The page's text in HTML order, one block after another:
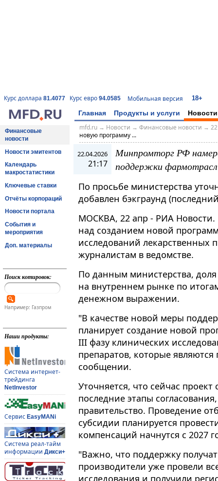
Курс доллара 81.4077 Курс евро 94.0585 Мобильная версия 18+
Главная Продукты и услуги Новости
Финансовые
новости
Новости эмитентов
Календарь
макростатистики
Ключевые ставки
Отчёты корпораций
Новости портала
События и
мероприятия
Доп. материалы
Поиск котировок:
Например: Газпром
Наши продукты:
Система интернет-
трейдинга
NetInvestor
Сервис EasyMANi
Система реал-тайм
информации Дикси+
mfd.ru→ Новости → Финансовые новости →
новую программу ...
22.04.2026
21:17
Минпромторг РФ
поддержки
По просьбе министерства
добавлен бэкграунд
МОСКВА, 22 апр - РИА Новости.
над созданием новой
исследований лекарственных
журналистам в ведомстве​​​.
По данным министерства,
на внутреннем рынке по
денежном выражении.
"В качестве новой меры
планирует создание новой
III фазу клинических
препаратов, которые
сообщении.
Уточняется, что сейчас
последние этапы
правительство. Проведение
субсидии планируется
компенсаций начнутся с 2027
"Важно, что поддержку
производители уже провели
исследования и получили